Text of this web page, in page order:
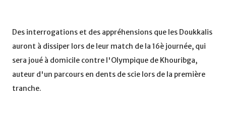
Des interrogations et des appréhensions que les Doukkalis
auront à dissiper lors de leur match de la 16è journée, qui
sera joué à domicile contre l'Olympique de Khouribga,
auteur d'un parcours en dents de scie lors de la première
tranche.